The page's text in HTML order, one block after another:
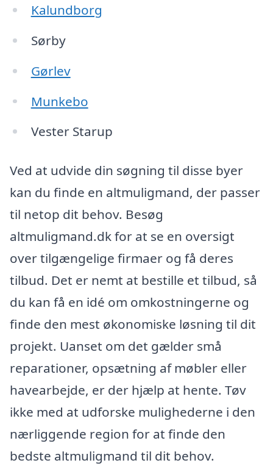
Kalundborg
Sørby
Gørlev
Munkebo
Vester Starup
Ved at udvide din søgning til disse byer
kan du finde en altmuligmand, der passer
til netop dit behov. Besøg
altmuligmand.dk for at se en oversigt
over tilgængelige firmaer og få deres
tilbud. Det er nemt at bestille et tilbud, så
du kan få en idé om omkostningerne og
finde den mest økonomiske løsning til dit
projekt. Uanset om det gælder små
reparationer, opsætning af møbler eller
havearbejde, er der hjælp at hente. Tøv
ikke med at udforske mulighederne i den
nærliggende region for at finde den
bedste altmuligmand til dit behov.